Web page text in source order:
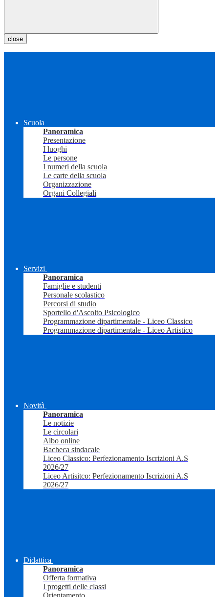
close
Scuola
Panoramica
Presentazione
I luoghi
Le persone
I numeri della scuola
Le carte della scuola
Organizzazione
Organi Collegiali
Servizi
Panoramica
Famiglie e studenti
Personale scolastico
Percorsi di studio
Sportello d'Ascolto Psicologico
Programmazione dipartimentale - Liceo Classico
Programmazione dipartimentale - Liceo Artistico
Novità
Panoramica
Le notizie
Le circolari
Albo online
Bacheca sindacale
Liceo Classico: Perfezionamento Iscrizioni A.S
2026/27
Liceo Artisitco: Perfezionamento Iscrizioni A.S
2026/27
Didattica
Panoramica
Offerta formativa
I progetti delle classi